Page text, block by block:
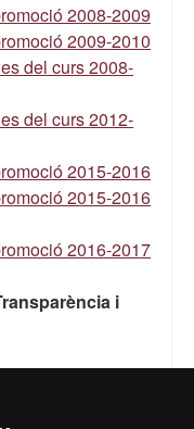
2008-2009
2009-2010
del curs 2008-
del curs 2012-
2015-2016
2015-2016
2016-2017
i